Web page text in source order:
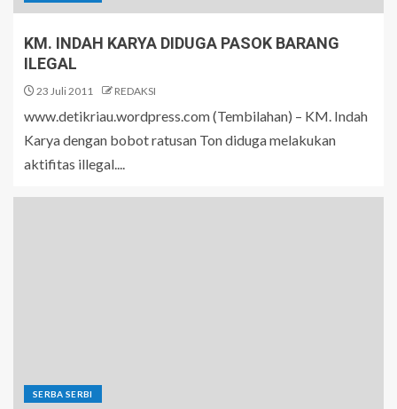
KM. INDAH KARYA DIDUGA PASOK BARANG
ILEGAL
23 Juli 2011 REDAKSI
www.detikriau.wordpress.com (Tembilahan) – KM. Indah
Karya dengan bobot ratusan Ton diduga melakukan
aktifitas illegal....
SERBA SERBI